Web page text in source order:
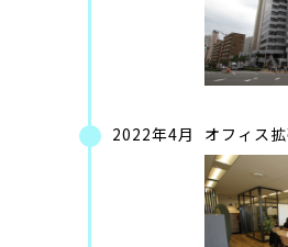
2022年4月 オフィス